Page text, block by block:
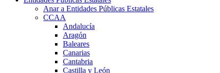
Anar a Entidades Públicas Estatales
CCAA
Andalucía
Aragón
Baleares
Canarias
Cantabria
Castilla y León